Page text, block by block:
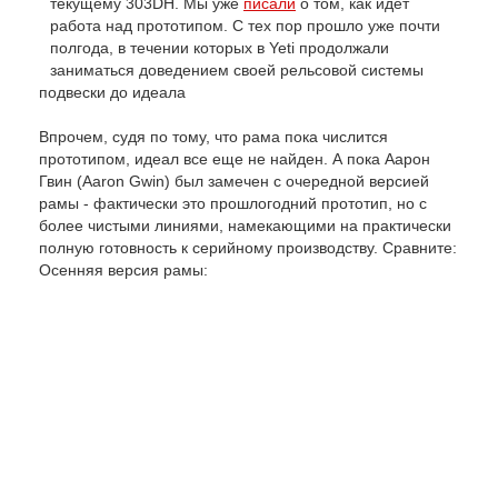
работа над прототипом. С тех пор прошло уже почти
полгода, в течении которых в Yeti продолжали
заниматься доведением своей рельсовой системы
подвески до идеала
Впрочем, судя по тому, что рама пока числится
прототипом, идеал все еще не найден. А пока Аарон
Гвин (Aaron Gwin) был замечен с очередной версией
рамы - фактически это прошлогодний прототип, но с
более чистыми линиями, намекающими на практически
полную готовность к серийному производству. Сравните:
Осенняя версия рамы: